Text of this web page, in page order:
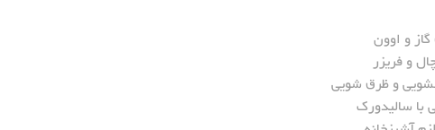
و اوون
و فریزر
و ظرق شویی
با سالیدورک